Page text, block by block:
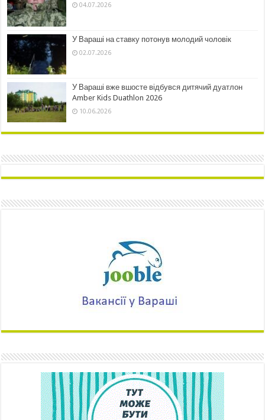
04.07.2026
У Вараші на ставку потонув молодий чоловік
02.07.2026
У Вараші вже вшосте відбувся дитячий дуатлон
Amber Kids Duathlon 2026
10.06.2026